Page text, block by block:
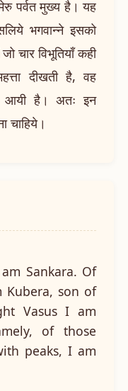
पर्वत मुख्य है। यह
भगवान्ने इसको
चार विभूतियाँ कही
दीखती है, वह
आयी है। अतः इन
चाहिये।
Sankara. Of
Kubera, son of
Vasus I am
of those
peaks, I am